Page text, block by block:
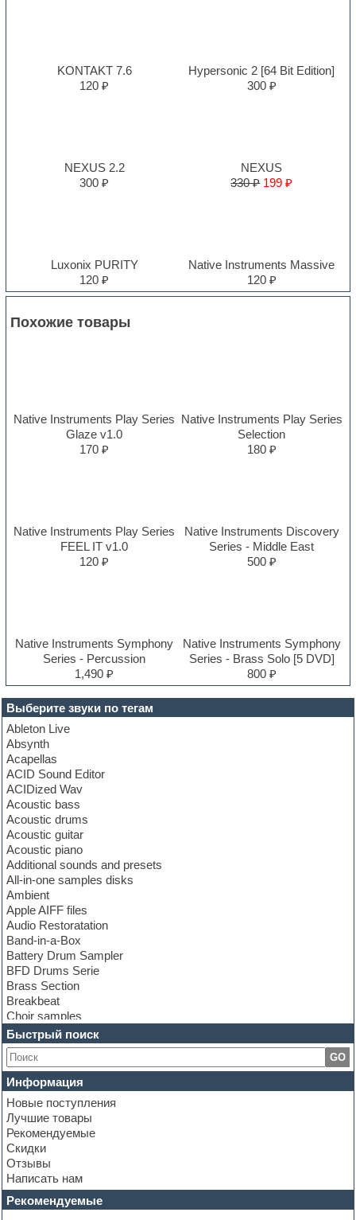
Выберите звуки по тегам
Ableton Live
Absynth
Acapellas
ACID Sound Editor
ACIDized Wav
Acoustic bass
Acoustic drums
Acoustic guitar
Acoustic piano
Additional sounds and presets
All-in-one samples disks
Ambient
Apple AIFF files
Audio Restoratation
Band-in-a-Box
Battery Drum Sampler
BFD Drums Serie
Brass Section
Breakbeat
Choir samples
Chris Hein Samples
Cinematic samples
Club bass
Club leads
Club sounds
Construction kits
Convolution
Cubase
Dance drums
Dance music production tutorials
DAW
Disco samples
DJ Software
Быстрый поиск
GO
Информация
Новые поступления
Лучшие товары
Рекомендуемые
Скидки
Отзывы
Написать нам
Рекомендуемые
KONTAKT 7.6
120 ₽
Hypersonic 2 [64 Bit Edition]
300 ₽
NEXUS 2.2
300 ₽
NEXUS
330 ₽ 199 ₽
Luxonix PURITY
120 ₽
Native Instruments Massive
120 ₽
Похожие товары
Native Instruments Play Series
Glaze v1.0
170 ₽
Native Instruments Play Series
Selection
180 ₽
Native Instruments Play Series
FEEL IT v1.0
120 ₽
Native Instruments Discovery
Series - Middle East
500 ₽
Native Instruments Symphony
Series - Percussion
1,490 ₽
Native Instruments Symphony
Series - Brass Solo [5 DVD]
800 ₽